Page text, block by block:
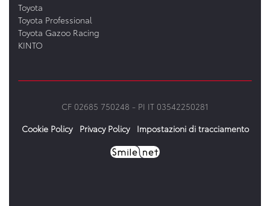
Toyota
Toyota Professional
Toyota Gazoo Racing
KINTO
CF 02685 750248 - PI IT 03542250281
Cookie Policy
Privacy Policy Impostazioni di tracciamento